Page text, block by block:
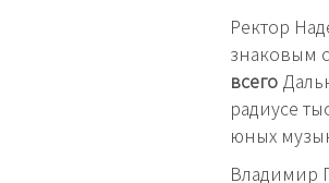
Ректор
знаковым
всего
радиусе
юных
Владимир